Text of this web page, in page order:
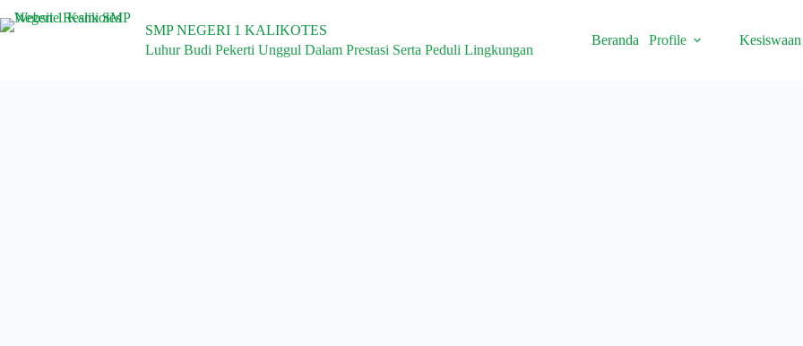
SMP NEGERI 1 KALIKOTES
Luhur Budi Pekerti Unggul Dalam Prestasi Serta Peduli Lingkungan
Beranda Profile Kesiswaan